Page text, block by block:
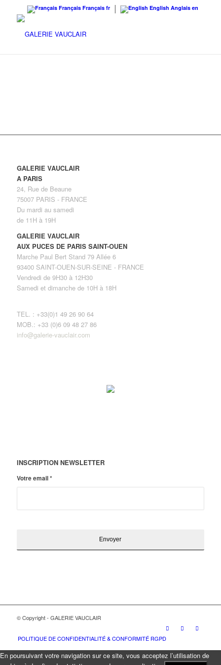
Français Français fr English Anglais en
GALERIE VAUCLAIR
A PARIS
24, Rue de Beaune
75007 PARIS - FRANCE
Du mardi au samedi
de 11H à 19H
GALERIE VAUCLAIR
AUX PUCES DE PARIS SAINT-OUEN
Marche Paul Bert Stand 79 Allée 6
93400 SAINT-OUEN-SUR-SEINE - FRANCE
Vendredi de 9H30 à 12H30
Samedi et dimanche de 10H à 18H
TEL. : +33(0)1 49 26 90 64
MOB.: +33 (0)6 09 48 27 86
info@galerie-vauclair.com
INSCRIPTION NEWSLETTER
Votre email*
© Copyright - GALERIE VAUCLAIR
POLITIQUE DE CONFIDENTIALITÉ & CONFORMITÉ RGPD
En poursuivant votre navigation sur ce site, vous acceptez l’utilisation de